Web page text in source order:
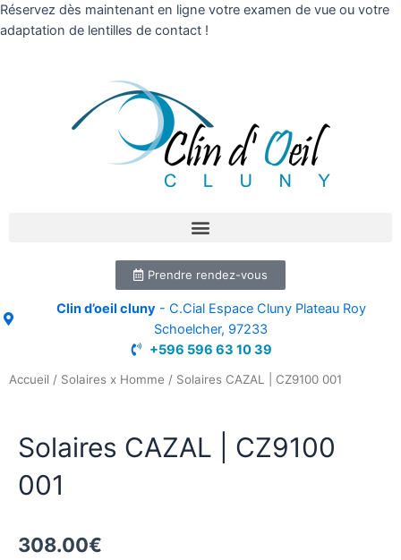
Réservez dès maintenant en ligne votre examen de vue ou votre
adaptation de lentilles de contact !
Prendre rendez-vous
Clin d’oeil cluny- C.Cial Espace Cluny Plateau Roy
Schoelcher, 97233
+596 596 63 10 39
Accueil / Solaires x Homme / Solaires CAZAL | CZ9100 001
Solaires CAZAL | CZ9100
001
308.00€